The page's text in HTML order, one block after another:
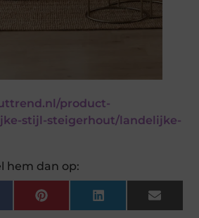
product-
stijl-steigerhout/landelijke-
hem dan op:
PinterestLinkedInEmail